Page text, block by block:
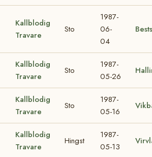
Kallblodig
Travare
Sto
1987-
06-
04
Kallblodig
Travare
Sto
1987-
05-26
Kallblodig
Travare
Sto
1987-
05-16
Kallblodig
Travare
Hingst
1987-
05-13